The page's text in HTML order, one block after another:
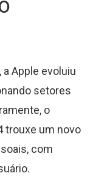
Apple evoluiu
setores
o
trouxe um novo
com